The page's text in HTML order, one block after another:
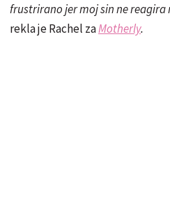
frustrirano jer moj sin ne reagira
rekla je Rachel zaMotherly.